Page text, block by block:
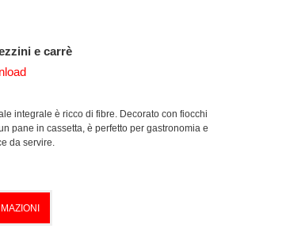
e carrè
integrale è ricco di fibre. Decorato con fiocchi
pane in cassetta, è perfetto per gastronomia e
da servire.